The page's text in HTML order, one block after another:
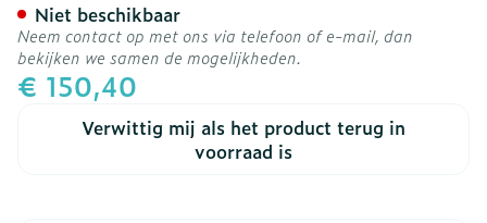
€ 150,40
Verwittig mij als het product terug in
voorraad is
Niet beschikbaar
Neem contact op met ons via telefoon of e-mail, dan
bekijken we samen de mogelijkheden.